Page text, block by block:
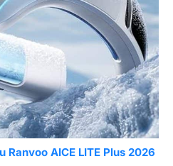
AICE LITE Plus 2026